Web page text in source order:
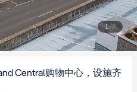
1/8
Central购物中心，设施齐